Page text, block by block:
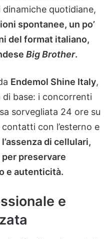
quotidiane,
spontanee, un po’
del format italiano,
Big Brother.
Endemol Shine Italy,
base: i concorrenti
sorvegliata 24 ore su
con l’esterno e
di cellulari,
preservare
e autenticità.
e